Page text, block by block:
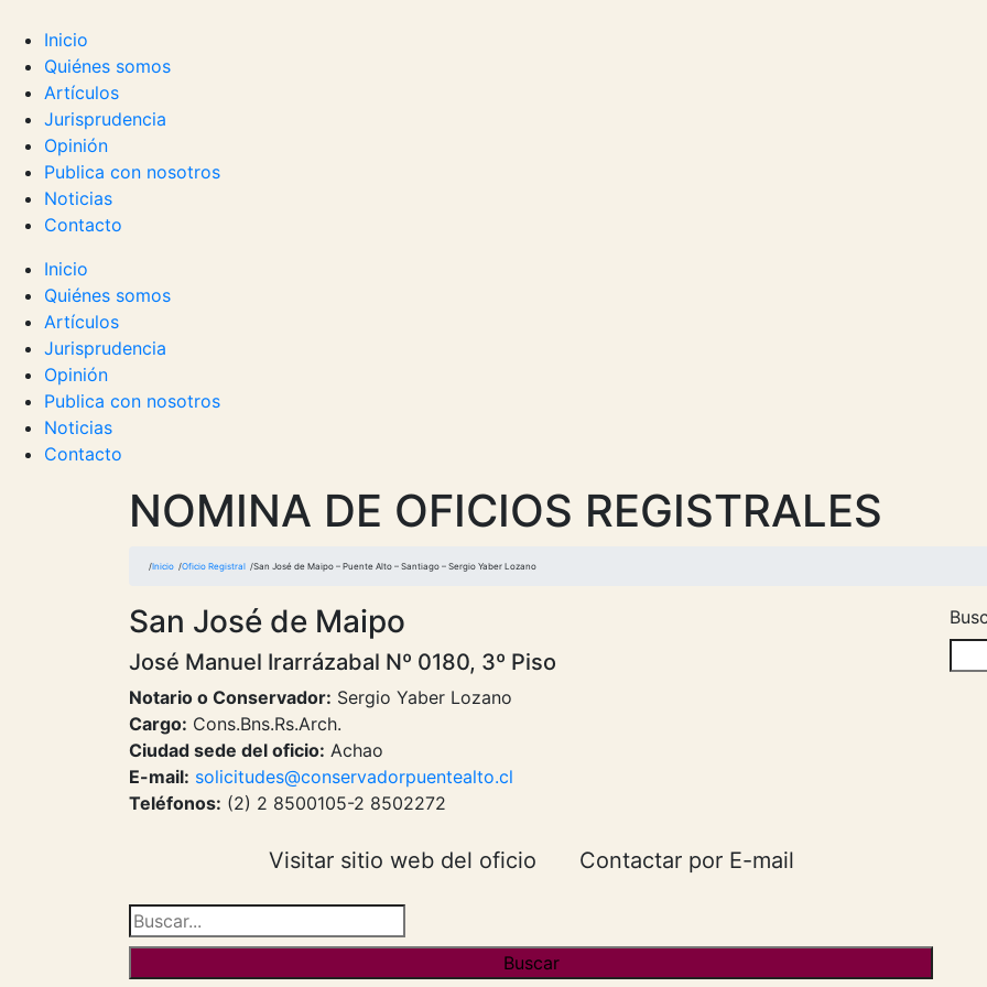
Inicio
Quiénes somos
Artículos
Jurisprudencia
Opinión
Publica con nosotros
Noticias
Contacto
Inicio
Quiénes somos
Artículos
Jurisprudencia
Opinión
Publica con nosotros
Noticias
Contacto
NOMINA DE OFICIOS REGISTRALES
Inicio Oficio Registral San José de Maipo – Puente Alto – Santiago – Sergio Yaber Lozano
San José de Maipo
José Manuel Irarrázabal Nº 0180, 3º Piso
Notario o Conservador: Sergio Yaber Lozano
Cargo: Cons.Bns.Rs.Arch.
Ciudad sede del oficio: Achao
E-mail: solicitudes@conservadorpuentealto.cl
Teléfonos: (2) 2 8500105-2 8502272
Visitar sitio web del oficio Contactar por E-mail